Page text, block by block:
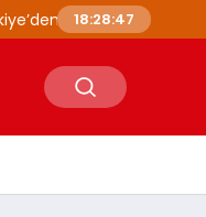
“Köpeğini İşe Götür
18:28:48